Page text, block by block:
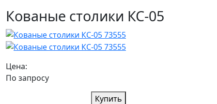
Кованые столики КС-05
Цена:
По запросу
Купить